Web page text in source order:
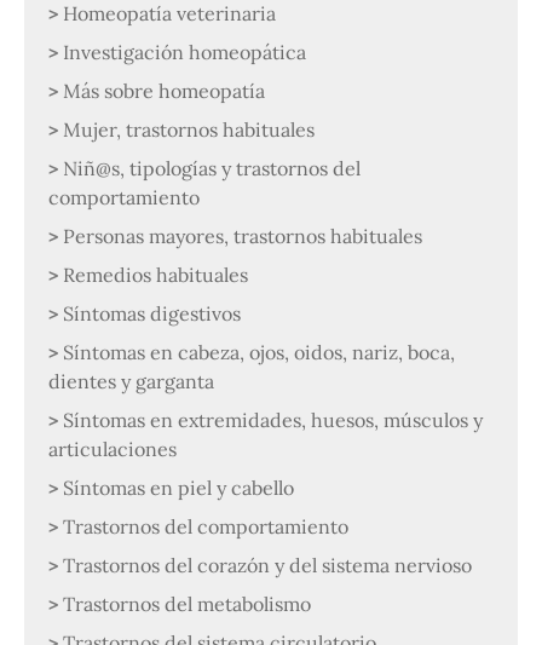
Homeopatía veterinaria
Investigación homeopática
Más sobre homeopatía
Mujer, trastornos habituales
Niñ@s, tipologías y trastornos del
comportamiento
Personas mayores, trastornos habituales
Remedios habituales
Síntomas digestivos
Síntomas en cabeza, ojos, oidos, nariz, boca,
dientes y garganta
Síntomas en extremidades, huesos, músculos y
articulaciones
Síntomas en piel y cabello
Trastornos del comportamiento
Trastornos del corazón y del sistema nervioso
Trastornos del metabolismo